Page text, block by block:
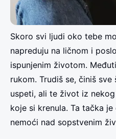
Skoro svi ljudi oko tebe
napreduju na ličnom i
ispunjenim životom.
rukom. Trudiš se, činiš
uspeti, ali te život iz
koje si krenula. Ta tačka
nemoći nad sopstvenim